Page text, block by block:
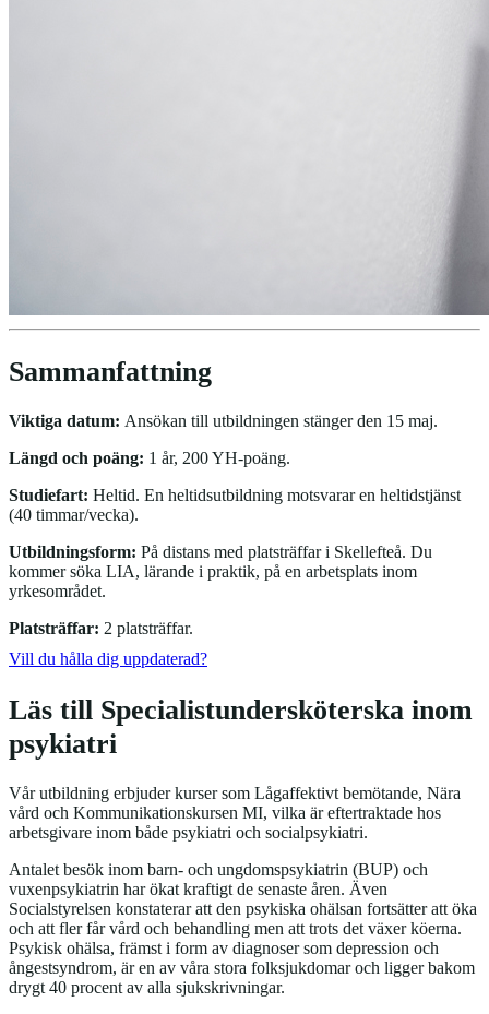
Sammanfattning
Viktiga datum: Ansökan till utbildningen stänger den 15 maj.
Längd och poäng: 1 år, 200 YH-poäng.
Studiefart: Heltid. En heltidsutbildning motsvarar en heltidstjänst
(40 timmar/vecka).
Utbildningsform: På distans med platsträffar i Skellefteå. Du
kommer söka LIA, lärande i praktik, på en arbetsplats inom
yrkesområdet.
Platsträffar: 2 platsträffar.
Vill du hålla dig uppdaterad?
Läs till Specialistundersköterska inom
psykiatri
Vår utbildning erbjuder kurser som Lågaffektivt bemötande, Nära
vård och Kommunikationskursen MI, vilka är eftertraktade hos
arbetsgivare inom både psykiatri och socialpsykiatri.
Antalet besök inom barn- och ungdomspsykiatrin (BUP) och
vuxenpsykiatrin har ökat kraftigt de senaste åren. Även
Socialstyrelsen konstaterar att den psykiska ohälsan fortsätter att öka
och att fler får vård och behandling men att trots det växer köerna.
Psykisk ohälsa, främst i form av diagnoser som depression och
ångestsyndrom, är en av våra stora folksjukdomar och ligger bakom
drygt 40 procent av alla sjukskrivningar.